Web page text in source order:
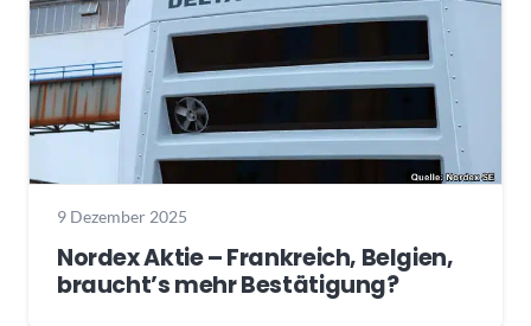
9 Dezember 2025
Nordex Aktie – Frankreich, Belgien,
braucht’s mehr Bestätigung?